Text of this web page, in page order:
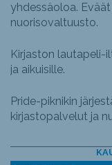
yhdessäoloa.
nuorisovaltuusto.
Kirjaston lautapeli-​
ja aikuisille.
Pride-piknikin
kirjastopalvelut ja